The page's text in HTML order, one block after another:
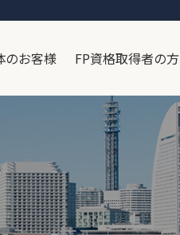
のお客様 FP資格取得者の方